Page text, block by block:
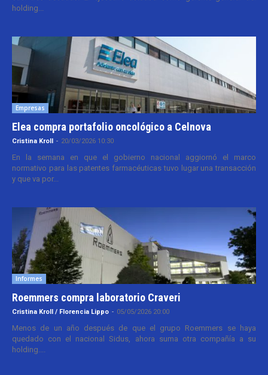
holding...
Empresas
Elea compra portafolio oncológico a Celnova
Cristina Kroll - 20/03/2026 10:30
En la semana en que el gobierno nacional aggiornó el marco
normativo para las patentes farmacéuticas tuvo lugar una transacción
y que va por...
Informes
Roemmers compra laboratorio Craveri
Cristina Kroll / Florencia Lippo - 05/05/2026 20:00
Menos de un año después de que el grupo Roemmers se haya
quedado con el nacional Sidus, ahora suma otra compañía a su
holding....